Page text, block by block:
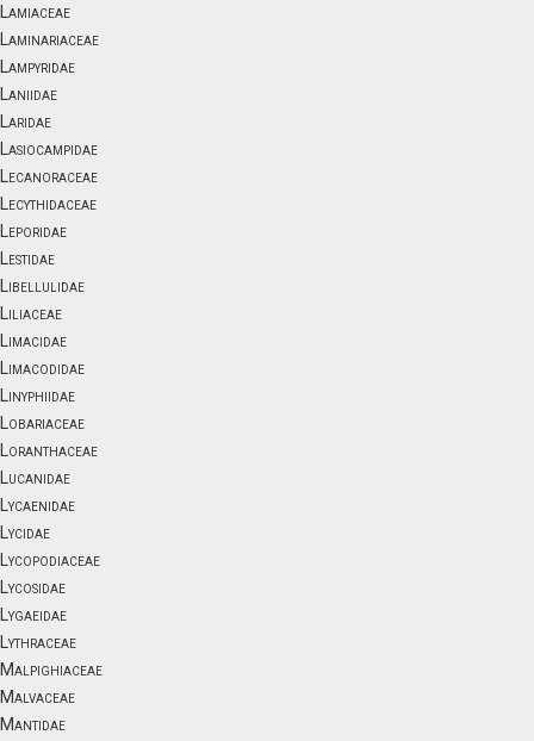
Lamiaceae
Laminariaceae
Lampyridae
Laniidae
Laridae
Lasiocampidae
Lecanoraceae
Lecythidaceae
Leporidae
Lestidae
Libellulidae
Liliaceae
Limacidae
Limacodidae
Linyphiidae
Lobariaceae
Loranthaceae
Lucanidae
Lycaenidae
Lycidae
Lycopodiaceae
Lycosidae
Lygaeidae
Lythraceae
Malpighiaceae
Malvaceae
Mantidae